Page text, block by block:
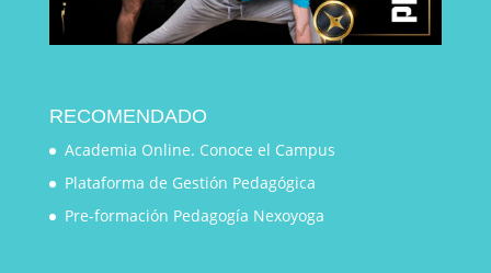
RECOMENDADO
Academia Online. Conoce el Campus
Plataforma de Gestión Pedagógica
Pre-formación Pedagogía Nexoyoga